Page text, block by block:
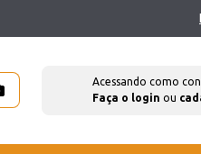
Acessando como
Faça o login ou